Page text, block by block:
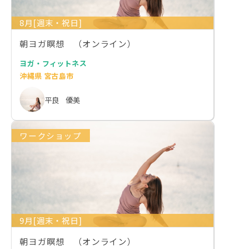
8月[週末・祝日]
朝ヨガ瞑想 （オンライン）
ヨガ・フィットネス
沖縄県 宮古島市
平良 優美
ワークショップ
9月[週末・祝日]
朝ヨガ瞑想 （オンライン）